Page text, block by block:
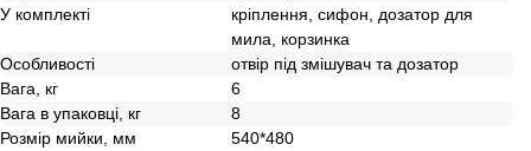
У комплекті
кріплення, сифон, дозатор для
мила, корзинка
Особливості
отвір під змішувач та дозатор
Вага, кг
6
Вага в упаковці, кг
8
Розмір мийки, мм
540*480